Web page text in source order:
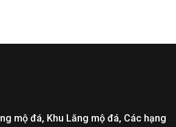
mộ đá, Khu Lăng mộ đá, Các hạng